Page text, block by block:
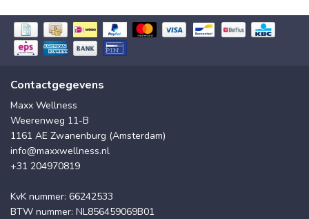
Contactgegevens
Maxx Wellness
Weerenweg 11-B
1161 AE Zwanenburg (Amsterdam)
info@maxxwellness.nl
+31 204970819
KvK nummer: 66242533
BTW nummer: NL856459069B01